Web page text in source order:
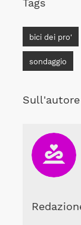
Tags
bici dei pro'
sondaggio
Sull'autore